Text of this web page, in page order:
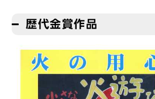
歴代金賞作品